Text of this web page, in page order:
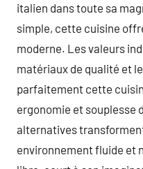
italien dans toute sa
simple, cette cuisine
moderne. Les valeurs
matériaux de qualité et
parfaitement cette
ergonomie et souplesse
alternatives
environnement fluide et